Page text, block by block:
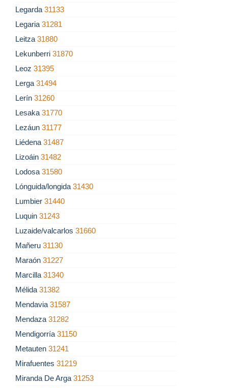
Legarda 31133
Legaria 31281
Leitza 31880
Lekunberri 31870
Leoz 31395
Lerga 31494
Lerín 31260
Lesaka 31770
Lezáun 31177
Liédena 31487
Lizoáin 31482
Lodosa 31580
Lónguida/longida 31430
Lumbier 31440
Luquin 31243
Luzaide/valcarlos 31660
Mañeru 31130
Maraón 31227
Marcilla 31340
Mélida 31382
Mendavia 31587
Mendaza 31282
Mendigorría 31150
Metauten 31241
Mirafuentes 31219
Miranda De Arga 31253